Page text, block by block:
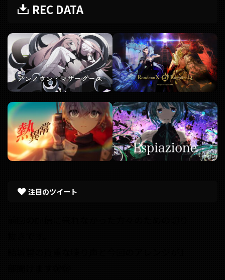
REC DATA
注目のツイート